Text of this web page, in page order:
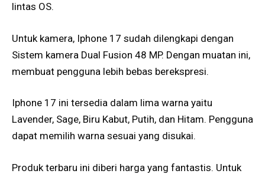
lintas OS.
Untuk kamera, Iphone 17 sudah dilengkapi dengan
Sistem kamera Dual Fusion 48 MP. Dengan muatan ini,
membuat pengguna lebih bebas berekspresi.
Iphone 17 ini tersedia dalam lima warna yaitu
Lavender, Sage, Biru Kabut, Putih, dan Hitam. Pengguna
dapat memilih warna sesuai yang disukai.
Produk terbaru ini diberi harga yang fantastis. Untuk